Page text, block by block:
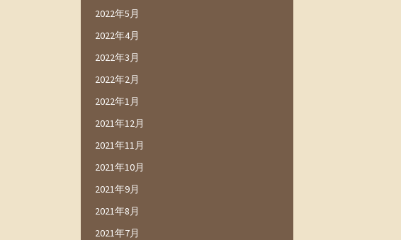
2022年5月
2022年4月
2022年3月
2022年2月
2022年1月
2021年12月
2021年11月
2021年10月
2021年9月
2021年8月
2021年7月